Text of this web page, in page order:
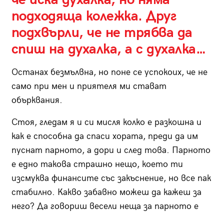
подходяща колежка. Друг
подхвърли, че не трябва да
спиш на духалка, а с духалка…
Останах безмълвна, но поне се успокоих, че не
само при мен и приятеля ми стават
обърквания.
Стоя, гледам я и си мисля колко е разкошна и
как е способна да спаси хората, преди да им
пуснат парното, а дори и след това. Парното
е едно такова страшно нещо, което ти
изсмуква финансите със закъснение, но все пак
стабилно. Какво забавно можеш да кажеш за
него? Да говориш весели неща за парното е